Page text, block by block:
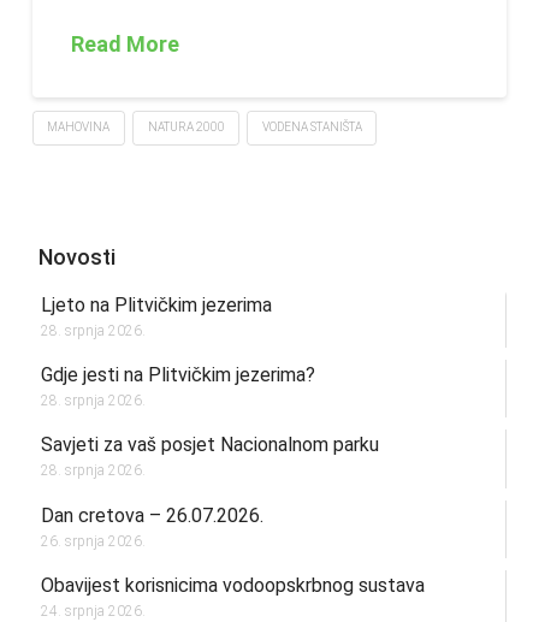
Read More
MAHOVINA NATURA 2000 VODENA STANIŠTA
Novosti
Ljeto na Plitvičkim jezerima
28. srpnja 2026.
Gdje jesti na Plitvičkim jezerima?
28. srpnja 2026.
Savjeti za vaš posjet Nacionalnom parku
28. srpnja 2026.
Dan cretova – 26.07.2026.
26. srpnja 2026.
Obavijest korisnicima vodoopskrbnog sustava
24. srpnja 2026.